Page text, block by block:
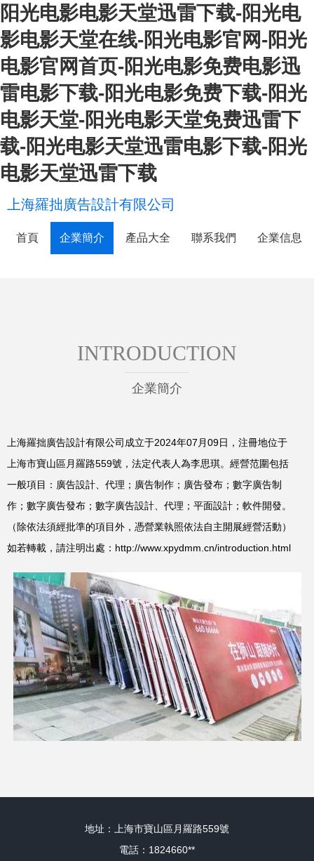
阳光电影电影天堂迅雷下载-阳光电
影电影天堂在线-阳光电影官网-阳光
电影官网首页-阳光电影免费电影迅
雷电影下载-阳光电影免费下载-阳光
电影天堂-阳光电影天堂免费迅雷下
载-阳光电影天堂迅雷电影下载-阳光
电影天堂迅雷下载
上海羅拙廣告設計有限公司
首頁 企業簡介 產品大全 聯系我們 企業信息
INTRODUCTION
企業簡介
上海羅拙廣告設計有限公司成立于2024年07月09日，注冊地位于
上海市寶山區月羅路559號，法定代表人為李思琪。經營范圍包括
一般項目：廣告設計、代理；廣告制作；廣告發布；數字廣告制
作；數字廣告發布；數字廣告設計、代理；平面設計；軟件開發。
（除依法須經批準的項目外，憑營業執照依法自主開展經營活動）
如若轉載，請注明出處：http://www.xpydmm.cn/introduction.html
地址：上海市寶山區月羅路559號
電話：1824660**